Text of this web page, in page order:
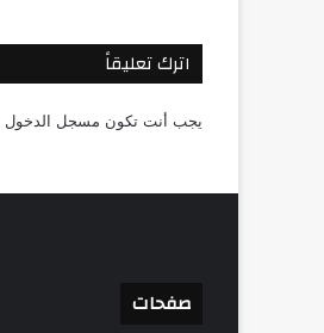
اترك تعليقاً
يجب أنت تكون مسجل الدخول
صفحات